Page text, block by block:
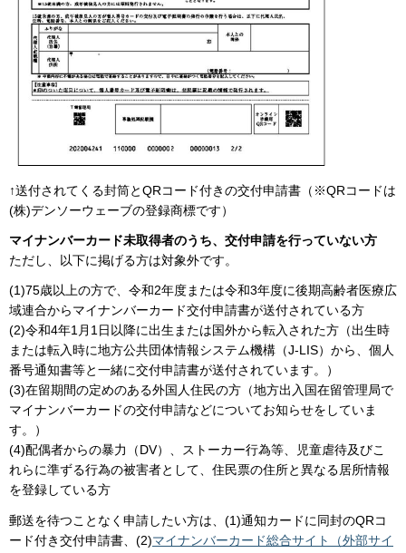
↑送付されてくる封筒とQRコード付きの交付申請書（※QRコードは
(株)デンソーウェーブの登録商標です）
マイナンバーカード未取得者のうち、交付申請を行っていない方
ただし、以下に掲げる方は対象外です。
(1)75歳以上の方で、令和2年度または令和3年度に後期高齢者医療広
域連合からマイナンバーカード交付申請書が送付されている方
(2)令和4年1月1日以降に出生または国外から転入された方（出生時
または転入時に地方公共団体情報システム機構（J-LIS）から、個人
番号通知書等と一緒に交付申請書が送付されています。）
(3)在留期間の定めのある外国人住民の方（地方出入国在留管理局で
マイナンバーカードの交付申請などについてお知らせをしていま
す。）
(4)配偶者からの暴力（DV）、ストーカー行為等、児童虐待及びこ
れらに準ずる行為の被害者として、住民票の住所と異なる居所情報
を登録している方
郵送を待つことなく申請したい方は、(1)通知カードに同封のQRコ
ード付き交付申請書、(2)マイナンバーカード総合サイト（外部サイ